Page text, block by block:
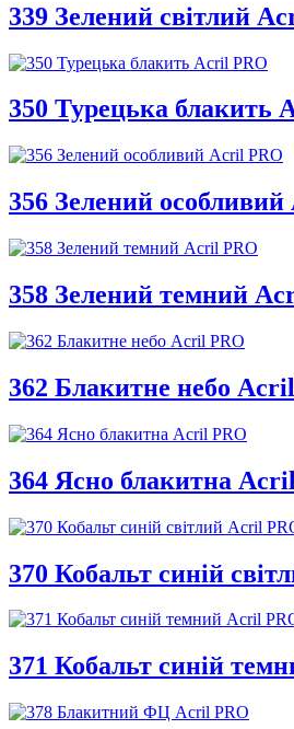
339 Зелений світлий
350 Турецька блакить
356 Зелений
358 Зелений темний
362 Блакитне небо
364 Ясно блакитна
370 Кобальт синій
371 Кобальт синій